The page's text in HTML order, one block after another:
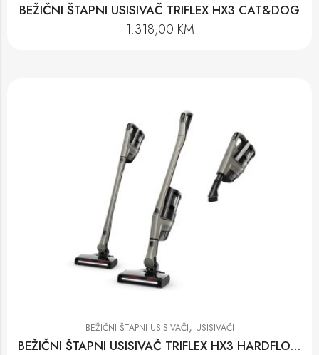
BEŽIČNI ŠTAPNI USISIVAČ TRIFLEX HX3 CAT&DOG
1.318,00 KM
BEŽIČNI ŠTAPNI USISIVAČI, USISIVAČI
BEŽIČNI ŠTAPNI USISIVAČ TRIFLEX HX3 HARDFLOOR